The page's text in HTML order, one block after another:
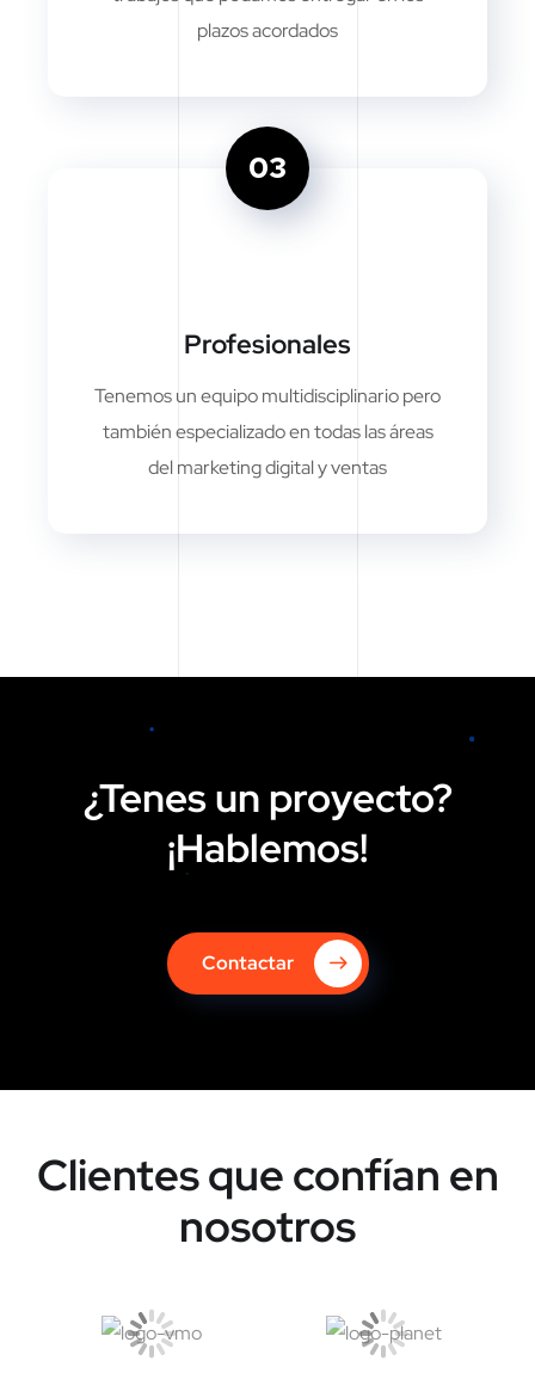
plazos acordados
03
Profesionales
Tenemos un equipo multidisciplinario pero
también especializado en todas las áreas
del marketing digital y ventas
¿Tenes un proyecto?
¡Hablemos!
Contactar
Clientes que confían en
nosotros